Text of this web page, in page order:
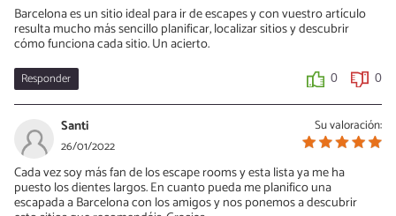
Barcelona es un sitio ideal para ir de escapes y con vuestro artículo
resulta mucho más sencillo planificar, localizar sitios y descubrir
cómo funciona cada sitio. Un acierto.
Responder 0 0
Su valoración:
Santi
26/01/2022
Cada vez soy más fan de los escape rooms y esta lista ya me ha
puesto los dientes largos. En cuanto pueda me planifico una
escapada a Barcelona con los amigos y nos ponemos a descubrir